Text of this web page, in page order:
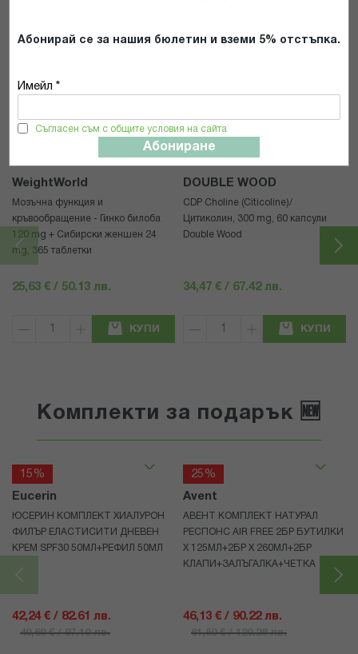
Абонирай се за нашия бюлетин и вземи 5% отстъпка.
Имейл *
Съгласен съм с общите условия на сайта
Абониране
Популярни в тази категория
WeightWorld
Mозъчна функция и
кръвообращение - Гинко билоба
120 mg + Сибирски женшен 24
mg, 365 таблетки
25,63 € / 50.13 лв.
КУПИ
DOUBLE WOOD
CDP Choline (Citicoline)/
Цитиколин, 300 mg, 60 капсули
Double Wood
34,47 € / 67.42 лв.
КУПИ
Комплекти за подарък 🆕
15%
Eucerin
ЮСЕРИН КОМПЛЕКТ ХИАЛУРОН
ФИЛЪР ЕЛАСТИСИТИ ДНЕВЕН
КРЕМ SPF30 50МЛ+РЕФИЛ 50МЛ
42,24 € / 82.61 лв.
49,69 € / 97.19 лв.
25%
Avent
АВЕНТ КОМПЛЕКТ НАТУРАЛ
РЕСПОНС AIR FREE 2БР БУТИЛКИ
Х 125МЛ+2БР Х 260МЛ+2БР
КЛАПИ+ЗАЛЪГАЛКА+ЧЕТКА
46,13 € / 90.22 лв.
61,50 € / 120.28 лв.